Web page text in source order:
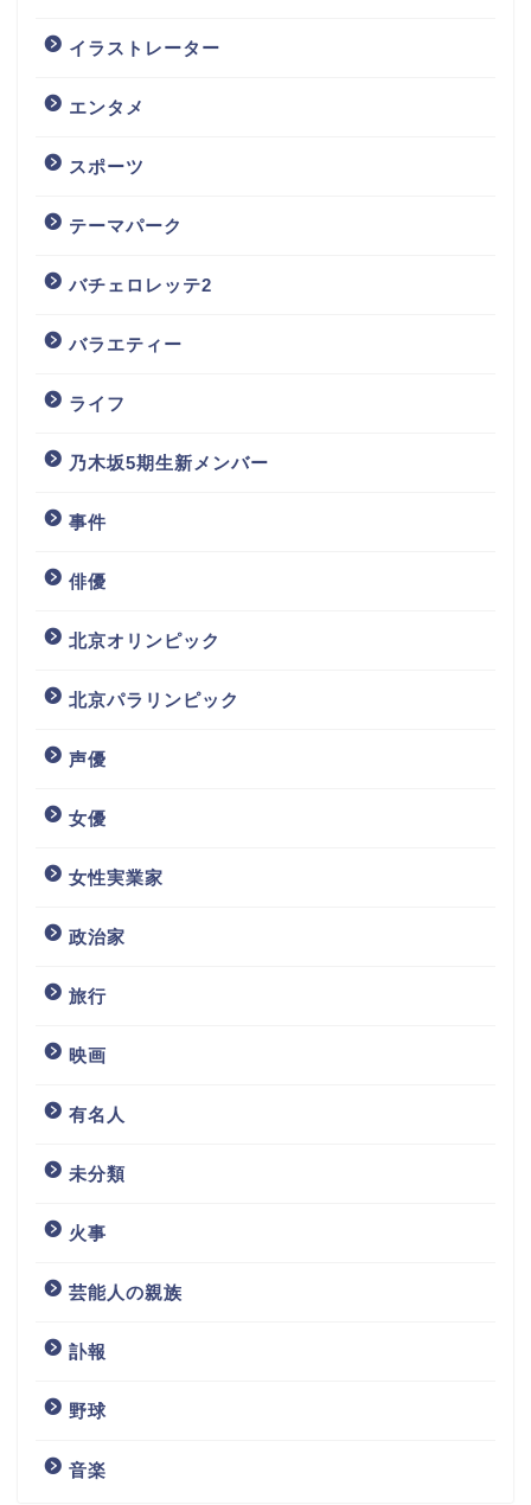
イラストレーター
エンタメ
スポーツ
テーマパーク
バチェロレッテ2
バラエティー
ライフ
乃木坂5期生新メンバー
事件
俳優
北京オリンピック
北京パラリンピック
声優
女優
女性実業家
政治家
旅行
映画
有名人
未分類
火事
芸能人の親族
訃報
野球
音楽